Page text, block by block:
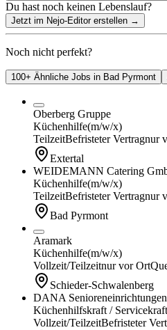
Du hast noch keinen Lebenslauf?
Jetzt im Nejo-Editor erstellen →
Noch nicht perfekt?
100+ Ähnliche Jobs in Bad Pyrmont
Oberberg Gruppe
Küchenhilfe(m/w/x)
TeilzeitBefristeter Vertragnur
Extertal
WEIDEMANN Catering
Küchenhilfe(m/w/x)
TeilzeitBefristeter Vertragnur
Bad Pyrmont
Aramark
Küchenhilfe(m/w/x)
Vollzeit/Teilzeitnur vor Ort
Schieder-Schwalenberg
DANA
Küchenhilfskraft / Servicekraft
Vollzeit/TeilzeitBefristeter